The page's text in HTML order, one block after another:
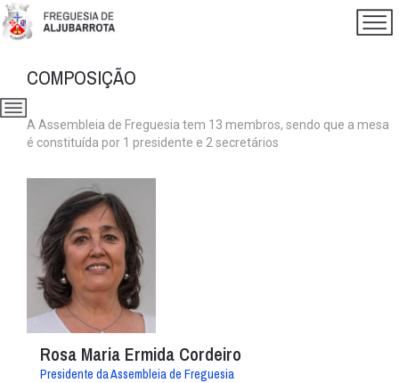
COMPOSIÇÃO
A Assembleia de Freguesia tem 13 membros, sendo que a mesa
é constituída por 1 presidente e 2 secretários
Rosa Maria Ermida Cordeiro
Presidente da Assembleia de Freguesia